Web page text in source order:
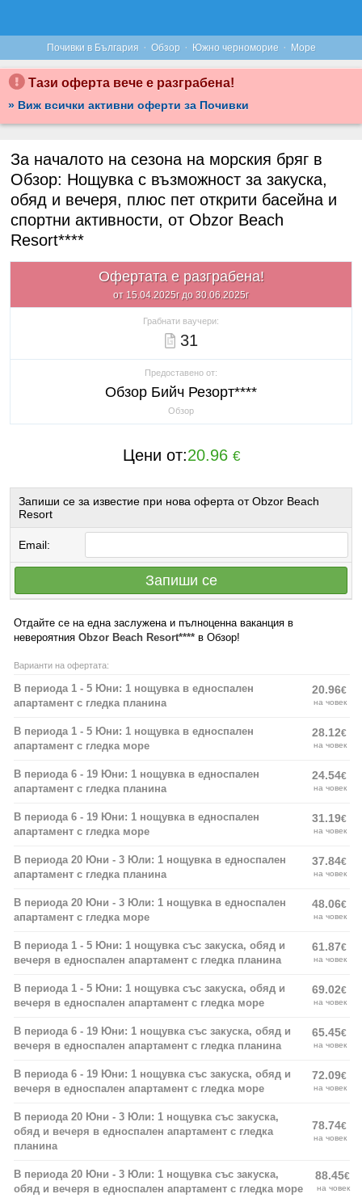
Почивки в България · Обзор · Южно черноморие · Море
Тази оферта вече е разграбена!
» Виж всички активни оферти за Почивки
За началото на сезона на морския бряг в
Обзор: Нощувка с възможност за закуска,
обяд и вечеря, плюс пет открити басейна и
спортни активности, от Obzor Beach
Resort****
Офертата е разграбена!
от 15.04.2025г до 30.06.2025г
Грабнати ваучери:
31
Предоставено от:
Обзор Бийч Резорт****
Обзор
Цени от:20.96 €
Запиши се за известие при нова оферта от Obzor Beach
Resort
Email:
Запиши се
Отдайте се на една заслужена и пълноценна ваканция в
невероятния Obzor Beach Resort**** в Обзор!
Варианти на офертата:
В периода 1 - 5 Юни: 1 нощувка в едноспален
апартамент с гледка планина
20.96€
на човек
В периода 1 - 5 Юни: 1 нощувка в едноспален
апартамент с гледка море
28.12€
на човек
В периода 6 - 19 Юни: 1 нощувка в едноспален
апартамент с гледка планина
24.54€
на човек
В периода 6 - 19 Юни: 1 нощувка в едноспален
апартамент с гледка море
31.19€
на човек
В периода 20 Юни - 3 Юли: 1 нощувка в едноспален
апартамент с гледка планина
37.84€
на човек
В периода 20 Юни - 3 Юли: 1 нощувка в едноспален
апартамент с гледка море
48.06€
на човек
В периода 1 - 5 Юни: 1 нощувка със закуска, обяд и
вечеря в едноспален апартамент с гледка планина
61.87€
на човек
В периода 1 - 5 Юни: 1 нощувка със закуска, обяд и
вечеря в едноспален апартамент с гледка море
69.02€
на човек
В периода 6 - 19 Юни: 1 нощувка със закуска, обяд и
вечеря в едноспален апартамент с гледка планина
65.45€
на човек
В периода 6 - 19 Юни: 1 нощувка със закуска, обяд и
вечеря в едноспален апартамент с гледка море
72.09€
на човек
В периода 20 Юни - 3 Юли: 1 нощувка със закуска,
обяд и вечеря в едноспален апартамент с гледка
планина
78.74€
на човек
В периода 20 Юни - 3 Юли: 1 нощувка със закуска,
обяд и вечеря в едноспален апартамент с гледка море
88.45€
на човек